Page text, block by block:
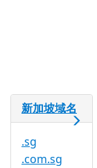
新加坡域名
.sg
.com.sg